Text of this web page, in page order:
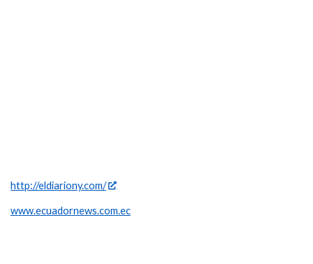
http://eldiariony.com/
www.ecuadornews.com.ec